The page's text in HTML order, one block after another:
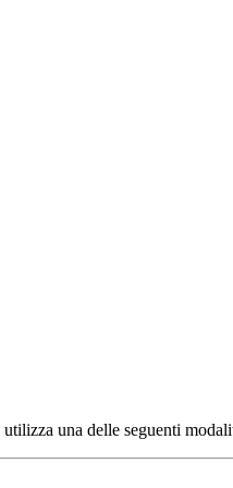
una delle seguenti